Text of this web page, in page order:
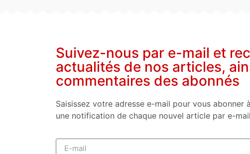
Suivez-nous par e-mail et
actualités de nos articles,
commentaires des abonnés
Saisissez votre adresse e-mail pour vous abonner
une notification de chaque nouvel article par e-